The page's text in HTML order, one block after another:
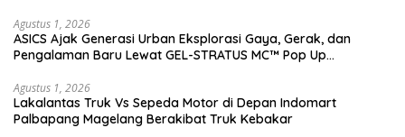
Agustus 1, 2026
ASICS Ajak Generasi Urban Eksplorasi Gaya, Gerak, dan
Pengalaman Baru Lewat GEL-STRATUS MC™ Pop Up
Agustus 1, 2026
Lakalantas Truk Vs Sepeda Motor di Depan Indomart
Palbapang Magelang Berakibat Truk Kebakar